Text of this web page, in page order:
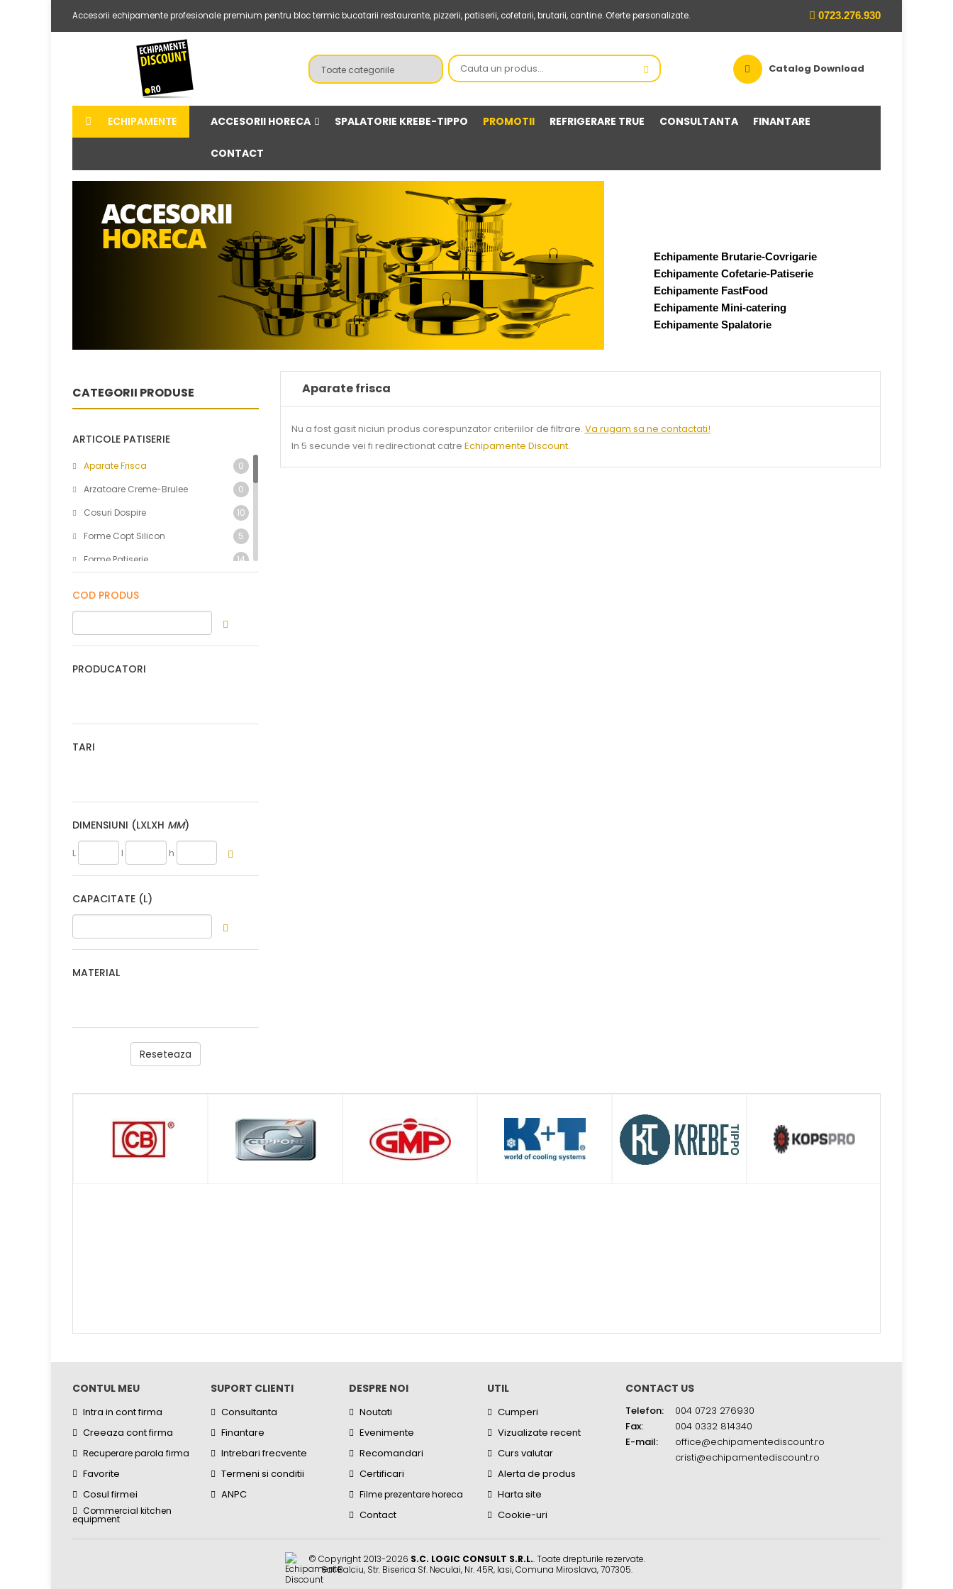
Accesorii echipamente profesionale premium pentru bloc termic bucatarii restaurante, pizzerii, patiserii, cofetarii, brutarii, cantine. Oferte personalizate. 0723.276.930
Catalog Download
ECHIPAMENTE ACCESORII HORECA SPALATORIE KREBE-TIPPO PROMOTII REFRIGERARE TRUE CONSULTANTA FINANTARE
CONTACT
Prezentare Linie Crepes Island
Prezentare Linie Sausage & Grill
Prezentare MiniBrutarie Manz
Prezentare Mini-Suparie
Prezentare Pasta Island
Echipamente Brutarie-Covrigarie
Echipamente Cofetarie-Patiserie
Echipamente FastFood
Echipamente Mini-catering
Echipamente Spalatorie
CATEGORII PRODUSE
ARTICOLE PATISERIE
Aparate Frisca
0
Arzatoare Creme-Brulee
0
Cosuri Dospire
10
Forme Copt Silicon
5
Forme Patiserie
14
Posuri/duiuri Patiserie
Site Patiserie
4
Sucitoare
Taietoare Aluat
Tavi Patiserie
COD PRODUS
PRODUCATORI
TARI
DIMENSIUNI (LXLXH MM)
L l h
CAPACITATE (L)
MATERIAL
Reseteaza
Aparate frisca
Nu a fost gasit niciun produs corespunzator criteriilor de filtrare. Va rugam sa ne contactati!
In 5 secunde vei fi redirectionat catre Echipamente Discount.
CONTUL MEU
Intra in cont firma
Creeaza cont firma
Recuperare parola firma
Favorite
Cosul firmei
Commercial kitchen
equipment
SUPORT CLIENTI
Consultanta
Finantare
Intrebari frecvente
Termeni si conditii
ANPC
DESPRE NOI
Noutati
Evenimente
Recomandari
Certificari
Filme prezentare horeca
Contact
UTIL
Cumperi
Vizualizate recent
Curs valutar
Alerta de produs
Harta site
Cookie-uri
CONTACT US
Telefon:
004 0723 276930
Fax:
004 0332 814340
E-mail:
office@echipamentediscount.ro
cristi@echipamentediscount.ro
© Copyright 2013-2026 S.C. LOGIC CONSULT S.R.L.. Toate drepturile rezervate.
Sat Balciu, Str. Biserica Sf. Neculai, Nr. 45R, Iasi,Comuna Miroslava,707305.